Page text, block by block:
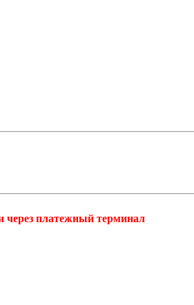
через платежный терминал